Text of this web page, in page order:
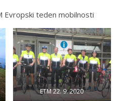
Evropski teden mobilnosti
ETM 22. 9. 2020